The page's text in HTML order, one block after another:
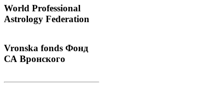
World Professional
Astrology Federation
Vronska fonds Фонд
СА Вронского